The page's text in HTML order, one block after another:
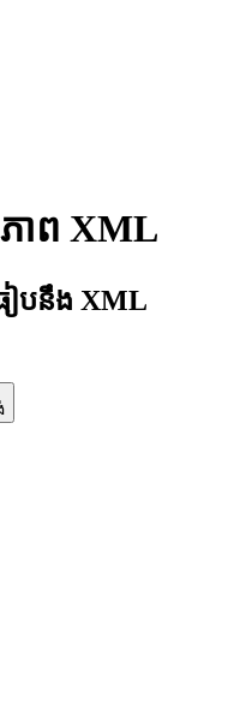
ាព XML
ធៀបនឹង XML